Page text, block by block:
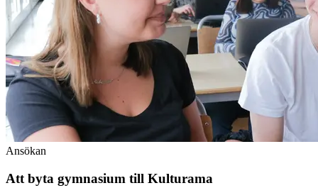
Ansökan
Att byta gymnasium till Kulturama